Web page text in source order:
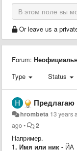
Or leave us a
Forum:
Type
Status
Предлагаю профессионалам
hrombeta 13 years
ago• 2
Например.
1. Имя или ник - ЙА